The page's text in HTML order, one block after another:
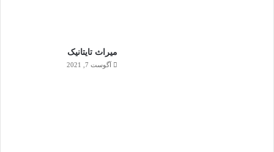
ميراث تايتانيک
آگوست 7, 2021